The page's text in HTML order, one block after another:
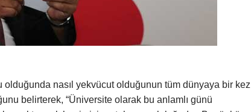
nasıl yekvücut olduğunun tüm dünyaya bir kez
belirterek, “Üniversite olarak bu anlamlı günü